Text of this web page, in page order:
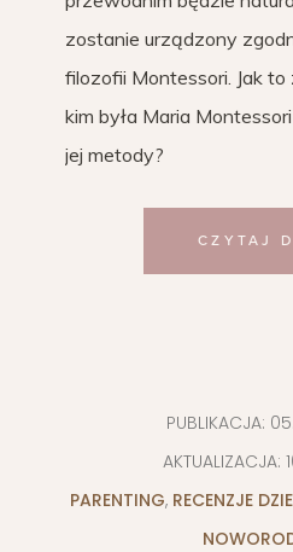
zostanie urządzony
filozofii Montessori. Jak to
kim była Maria
jej metody?
CZYTAJ
PUBLIKACJA:
AKTUALIZACJA:
PARENTING, RECENZJE